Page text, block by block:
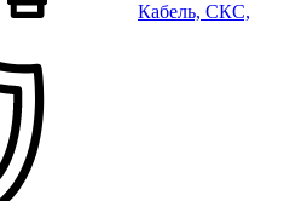
Кабель, СКС,